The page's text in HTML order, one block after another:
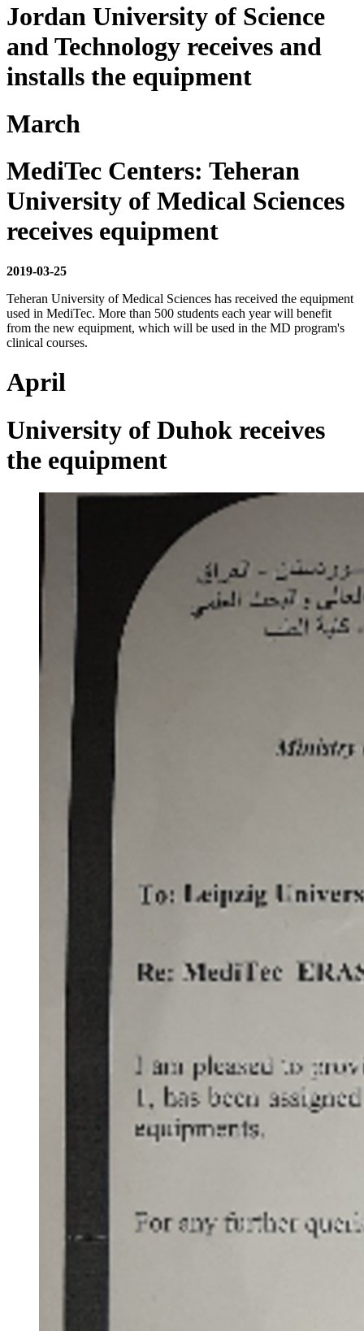
Jordan University of Science
and Technology receives and
installs the equipment
March
MediTec Centers: Teheran
University of Medical Sciences
receives equipment
2019-03-25
Teheran University of Medical Sciences has received the equipment
used in MediTec. More than 500 students each year will benefit
from the new equipment, which will be used in the MD program's
clinical courses.
April
University of Duhok receives
the equipment